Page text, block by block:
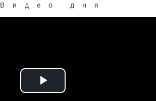
Видео дня
Play Video